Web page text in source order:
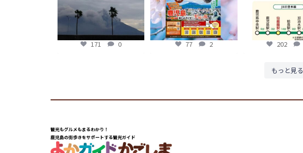
171 0 77 2 202
もっと見る
観光もグルメもまるわかり！
鹿児島の街歩きをサポートする観光ガイド